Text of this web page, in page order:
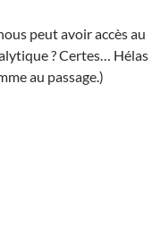
peut avoir accès au
? Certes… Hélas
au passage.)